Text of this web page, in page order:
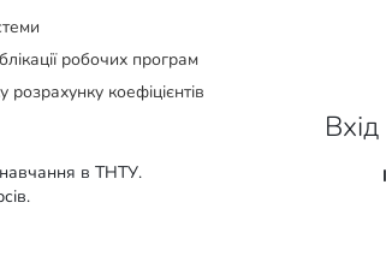
робочих програм
коефіцієнтів
в ТНТУ.